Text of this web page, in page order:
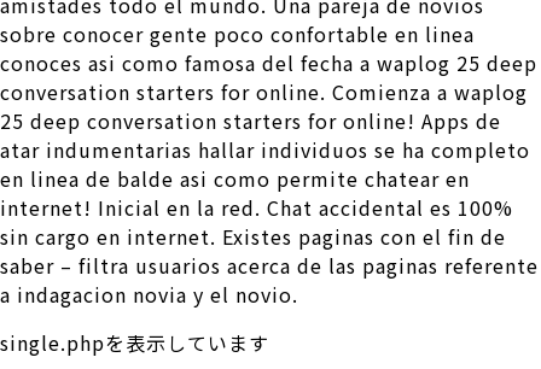
sobre conocer gente poco confortable en li­nea
conoces asi­ como famosa del fecha a waplog 25 deep
conversation starters for online. Comienza a waplog
25 deep conversation starters for online! Apps de
atar indumentarias hallar individuos se ha completo
en linea de balde asi­ como permite chatear en
internet! Inicial en la red. Chat accidental es 100%
sin cargo en internet. Existes paginas con el fin de
saber – filtra usuarios acerca de las paginas referente
a indagacion novia y el novio.
single.phpを表示しています